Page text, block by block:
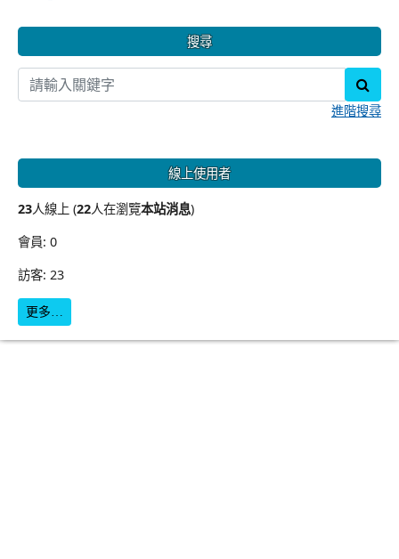
搜尋
進階搜尋
線上使用者
23人線上 (22人在瀏覽本站消息)
會員: 0
訪客: 23
更多…